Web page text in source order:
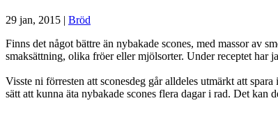
29 jan, 2015 | Bröd
Finns det något bättre än nybakade scones, med massor av
smaksättning, olika fröer eller mjölsorter. Under receptet har
Visste ni förresten att sconesdeg går alldeles utmärkt att
sätt att kunna äta nybakade scones flera dagar i rad. Det